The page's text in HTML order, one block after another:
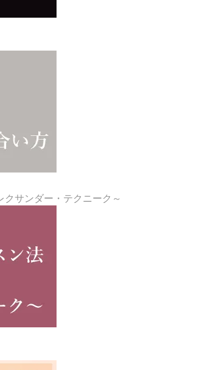
サンダー・テクニーク～